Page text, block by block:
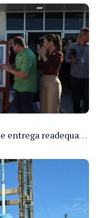
Governador Roberto Cidade entrega readequação do ambulatório da FCecon e amplia capacidade de atendimento oncológico em Manaus